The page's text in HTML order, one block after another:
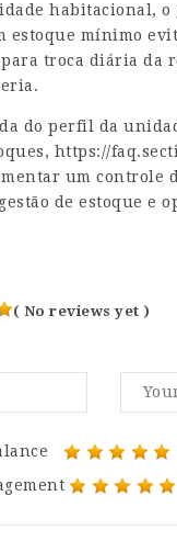
habitacional,
estoque mínimo
troca diária da
do perfil da
https://
um controle
de estoque e
( No reviews yet )